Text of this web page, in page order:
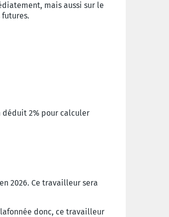
mais aussi sur le
déduit 2% pour calculer
2026. Ce travailleur sera
donc, ce travailleur